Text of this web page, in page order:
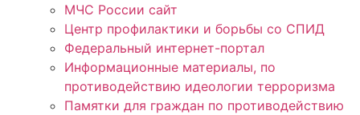
МЧС России сайт
Центр профилактики и борьбы со СПИД
Федеральный интернет-портал
Информационные материалы, по
противодействию идеологии терроризма
Памятки для граждан по противодействию